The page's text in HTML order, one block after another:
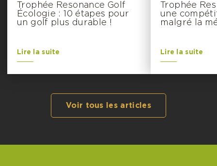
Trophée Resonance Golf
Écologie : 10 étapes pour
un golf plus durable !
Lire la suite
Trophée
une
malgré la
Lire la suite
Voir tous les articles